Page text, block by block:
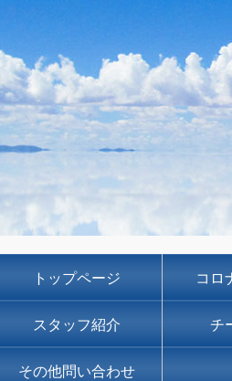
トップページ コロ
スタッフ紹介 チ
その他問い合わせ